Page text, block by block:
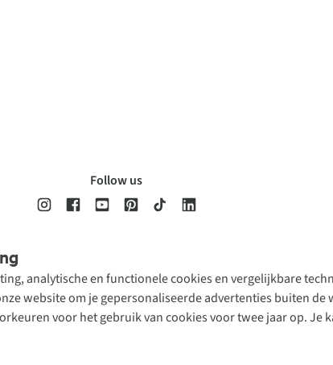
analytische en functionele cookies en vergelijkbare
website om je gepersonaliseerde advertenties buiten de
voor het gebruik van cookies voor twee jaar op.
Follow us
Privacy Policy